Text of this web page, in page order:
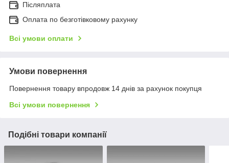
Післяплата
Оплата по безготівковому рахунку
Всі умови оплати
Умови повернення
Повернення товару впродовж 14 днів за рахунок покупця
Всі умови повернення
Подібні товари компанії